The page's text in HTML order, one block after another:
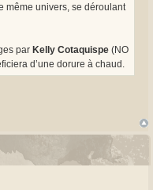
même univers, se déroulant
par Kelly Cotaquispe (NO
d’une dorure à chaud.